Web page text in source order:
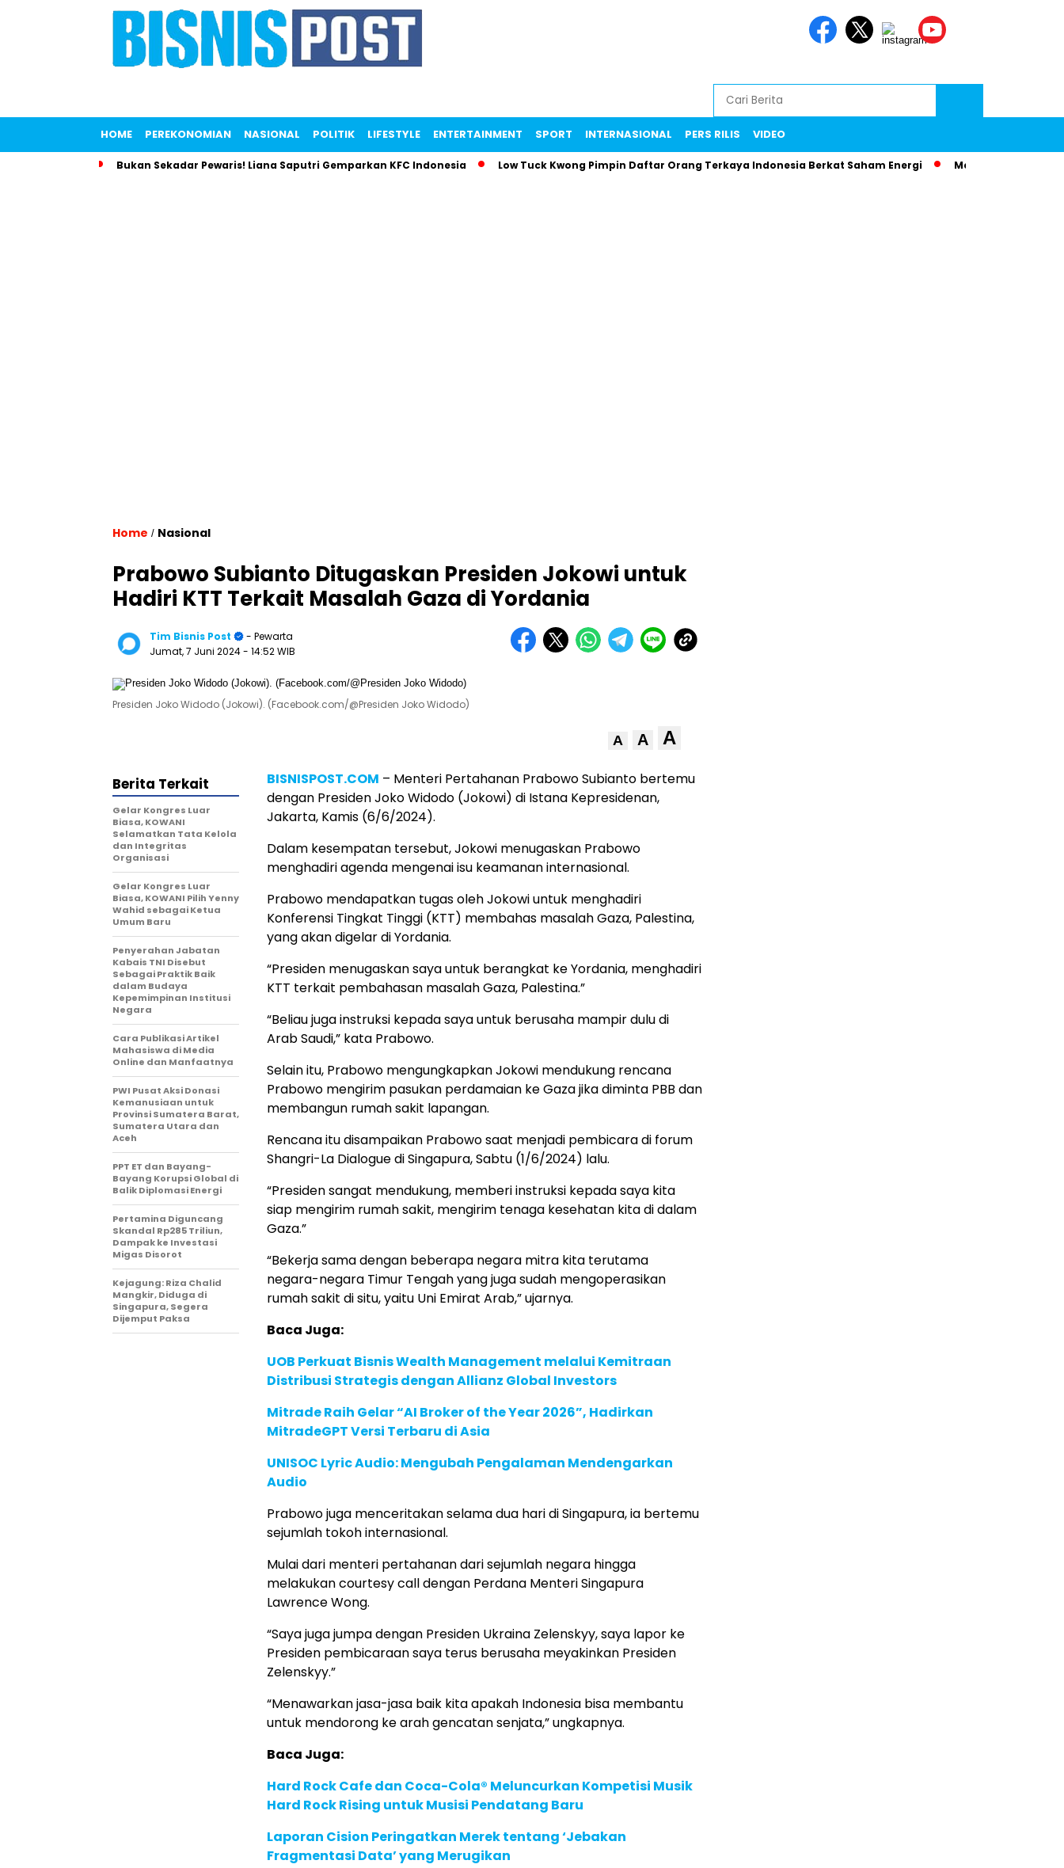
HOME PEREKONOMIAN NASIONAL POLITIK LIFESTYLE ENTERTAINMENT SPORT INTERNASIONAL PERS RILIS VIDEO
Bukan Sekadar Pewaris! Liana Saputri Gemparkan KFC Indonesia Low Tuck Kwong Pimpin Daftar Orang Terkaya Indonesia Berkat Saham Energi Menteri Maman
Home / Nasional
Prabowo Subianto Ditugaskan Presiden Jokowi untuk
Hadiri KTT Terkait Masalah Gaza di Yordania
Tim Bisnis Post
- Pewarta
Jumat, 7 Juni 2024- 14:52 WIB
Presiden Joko Widodo (Jokowi). (Facebook.com/@Presiden Joko Widodo)
A A A
BISNISPOST.COM – Menteri Pertahanan Prabowo Subianto bertemu
dengan Presiden Joko Widodo (Jokowi) di Istana Kepresidenan,
Jakarta, Kamis (6/6/2024).
Dalam kesempatan tersebut, Jokowi menugaskan Prabowo
menghadiri agenda mengenai isu keamanan internasional.
Prabowo mendapatkan tugas oleh Jokowi untuk menghadiri
Konferensi Tingkat Tinggi (KTT) membahas masalah Gaza, Palestina,
yang akan digelar di Yordania.
“Presiden menugaskan saya untuk berangkat ke Yordania, menghadiri
KTT terkait pembahasan masalah Gaza, Palestina.”
“Beliau juga instruksi kepada saya untuk berusaha mampir dulu di
Arab Saudi,” kata Prabowo.
Selain itu, Prabowo mengungkapkan Jokowi mendukung rencana
Prabowo mengirim pasukan perdamaian ke Gaza jika diminta PBB dan
membangun rumah sakit lapangan.
Rencana itu disampaikan Prabowo saat menjadi pembicara di forum
Shangri-La Dialogue di Singapura, Sabtu (1/6/2024) lalu.
“Presiden sangat mendukung, memberi instruksi kepada saya kita
siap mengirim rumah sakit, mengirim tenaga kesehatan kita di dalam
Gaza.”
“Bekerja sama dengan beberapa negara mitra kita terutama
negara-negara Timur Tengah yang juga sudah mengoperasikan
rumah sakit di situ, yaitu Uni Emirat Arab,” ujarnya.
Baca Juga:
UOB Perkuat Bisnis Wealth Management melalui Kemitraan
Distribusi Strategis dengan Allianz Global Investors
Mitrade Raih Gelar “AI Broker of the Year 2026”, Hadirkan
MitradeGPT Versi Terbaru di Asia
UNISOC Lyric Audio: Mengubah Pengalaman Mendengarkan
Audio
Prabowo juga menceritakan selama dua hari di Singapura, ia bertemu
sejumlah tokoh internasional.
Mulai dari menteri pertahanan dari sejumlah negara hingga
melakukan courtesy call dengan Perdana Menteri Singapura
Lawrence Wong.
“Saya juga jumpa dengan Presiden Ukraina Zelenskyy, saya lapor ke
Presiden pembicaraan saya terus berusaha meyakinkan Presiden
Zelenskyy.”
“Menawarkan jasa-jasa baik kita apakah Indonesia bisa membantu
untuk mendorong ke arah gencatan senjata,” ungkapnya.
Baca Juga:
Hard Rock Cafe dan Coca-Cola® Meluncurkan Kompetisi Musik
Hard Rock Rising untuk Musisi Pendatang Baru
Laporan Cision Peringatkan Merek tentang ‘Jebakan
Fragmentasi Data’ yang Merugikan
Berita Terkait
Gelar Kongres Luar
Biasa, KOWANI
Selamatkan Tata Kelola
dan Integritas
Organisasi
Gelar Kongres Luar
Biasa, KOWANI Pilih Yenny
Wahid sebagai Ketua
Umum Baru
Penyerahan Jabatan
Kabais TNI Disebut
Sebagai Praktik Baik
dalam Budaya
Kepemimpinan Institusi
Negara
Cara Publikasi Artikel
Mahasiswa di Media
Online dan Manfaatnya
PWI Pusat Aksi Donasi
Kemanusiaan untuk
Provinsi Sumatera Barat,
Sumatera Utara dan
Aceh
PPT ET dan Bayang-
Bayang Korupsi Global di
Balik Diplomasi Energi
Pertamina Diguncang
Skandal Rp285 Triliun,
Dampak ke Investasi
Migas Disorot
Kejagung: Riza Chalid
Mangkir, Diduga di
Singapura, Segera
Dijemput Paksa